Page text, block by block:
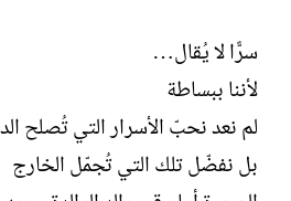
سرًّا لا يُقال…
لأننا ببساطة
لم نعد نحبّ الأسرار التي تُصلح
بل نفضّل تلك التي تُجمّل الخارج